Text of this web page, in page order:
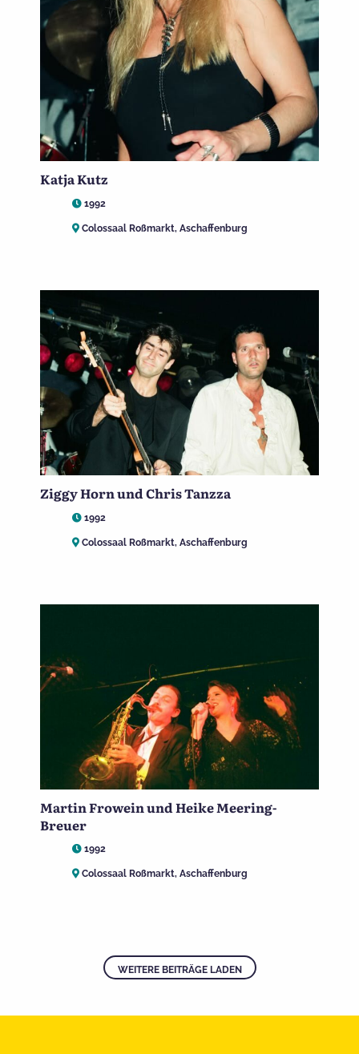
Katja Kutz
1992
Colossaal Roßmarkt, Aschaffenburg
Ziggy Horn und Chris Tanzza
1992
Colossaal Roßmarkt, Aschaffenburg
Martin Frowein und Heike Meering-
Breuer
1992
Colossaal Roßmarkt, Aschaffenburg
WEITERE BEITRÄGE LADEN